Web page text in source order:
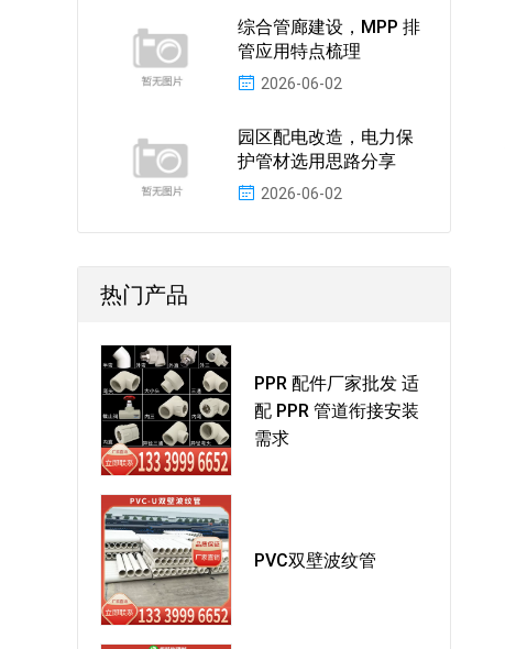
综合管廊建设，MPP 排
管应用特点梳理
2026-06-02
园区配电改造，电力保
护管材选用思路分享
2026-06-02
热门产品
PPR 配件厂家批发 适
配 PPR 管道衔接安装
需求
PVC双壁波纹管